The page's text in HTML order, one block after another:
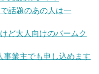
話題のあの人は一
ど大人向けのバームク
事業主でも申し込めます